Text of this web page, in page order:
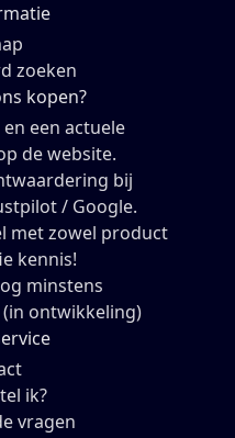
zoeken
kopen?
een actuele
de website.
bij
/ Google.
met zowel product
kennis!
minstens
ontwikkeling)
ik?
vragen